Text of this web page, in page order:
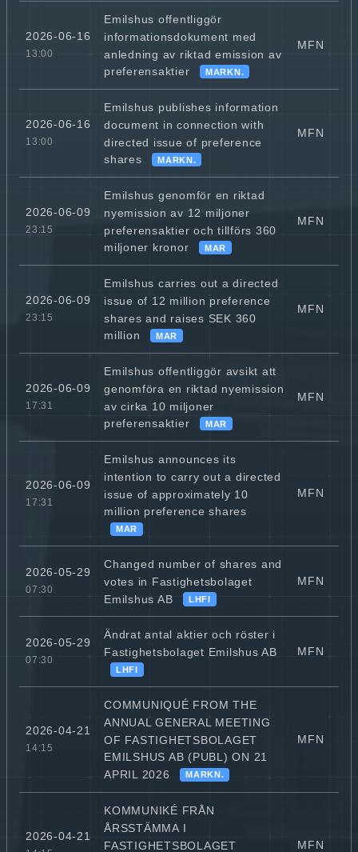
2026-06-16
13:00
Emilshus offentliggör
informationsdokument med
anledning av riktad emission av
preferensaktier
MARKN.
MFN
2026-06-16
13:00
Emilshus publishes information
document in connection with
directed issue of preference
shares
MARKN.
MFN
2026-06-09
23:15
Emilshus genomför en riktad
nyemission av 12 miljoner
preferensaktier och tillförs 360
miljoner kronor
MAR
MFN
2026-06-09
23:15
Emilshus carries out a directed
issue of 12 million preference
shares and raises SEK 360
million
MAR
MFN
2026-06-09
17:31
Emilshus offentliggör avsikt att
genomföra en riktad nyemission
av cirka 10 miljoner
preferensaktier
MAR
MFN
2026-06-09
17:31
Emilshus announces its
intention to carry out a directed
issue of approximately 10
million preference shares
MAR
MFN
2026-05-29
07:30
Changed number of shares and
votes in Fastighetsbolaget
Emilshus AB
LHFI
MFN
2026-05-29
07:30
Ändrat antal aktier och röster i
Fastighetsbolaget Emilshus AB
LHFI
MFN
2026-04-21
14:15
COMMUNIQUÉ FROM THE
ANNUAL GENERAL MEETING
OF FASTIGHETSBOLAGET
EMILSHUS AB (PUBL) ON 21
APRIL 2026
MARKN.
MFN
2026-04-21
KOMMUNIKÉ FRÅN
ÅRSSTÄMMA I
FASTIGHETSBOLAGET
MFN